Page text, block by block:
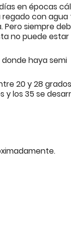
en épocas
con agua
Pero siempre
no puede estar
haya semi
20 y 28
y los 35 se